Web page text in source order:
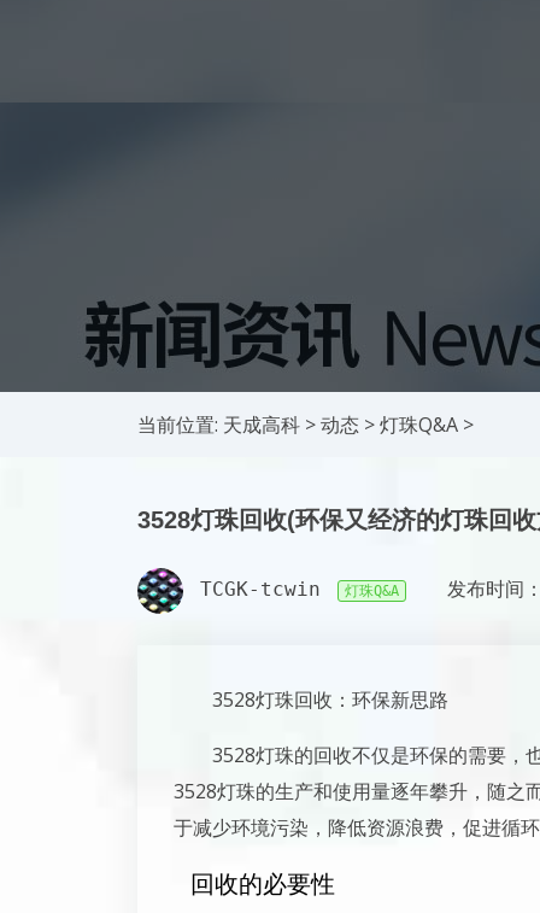
当前位置: 天成高科 >动态 >灯珠Q&A >
3528灯珠回收(环保又经济的灯珠回
TCGK-tcwin 灯珠Q&A 发布时
3528灯珠回收：环保新思路
3528灯珠的回收不仅是环保的需要，
3528灯珠的生产和使用量逐年攀升，随之
于减少环境污染，降低资源浪费，促进循环
回收的必要性